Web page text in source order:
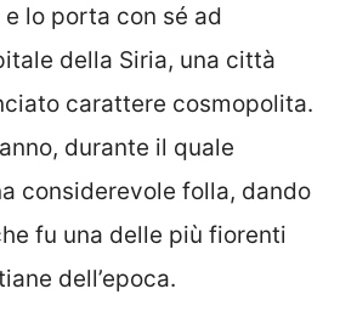
lo porta con sé ad
della Siria, una città
carattere cosmopolita.
durante il quale
considerevole folla, dando
fu una delle più fiorenti
dell’epoca.